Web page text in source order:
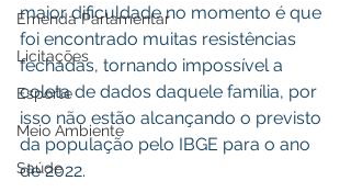
Emenda Parlamentar
Licitações
Esporte
Meio Ambiente
Saúde
maior dificuldade no momento é que
foi encontrado muitas resistências
fechadas, tornando impossível a
coleta de dados daquele família, por
isso não estão alcançando o previsto
da população pelo IBGE para o ano
de 2022.